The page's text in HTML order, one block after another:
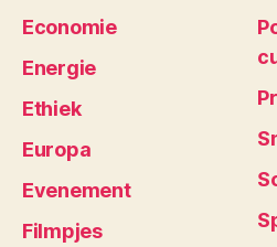
Economie
Energie
Ethiek
Europa
Evenement
Filmpjes